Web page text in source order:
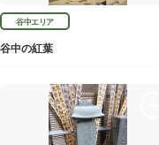
谷中エリア
谷中の紅葉